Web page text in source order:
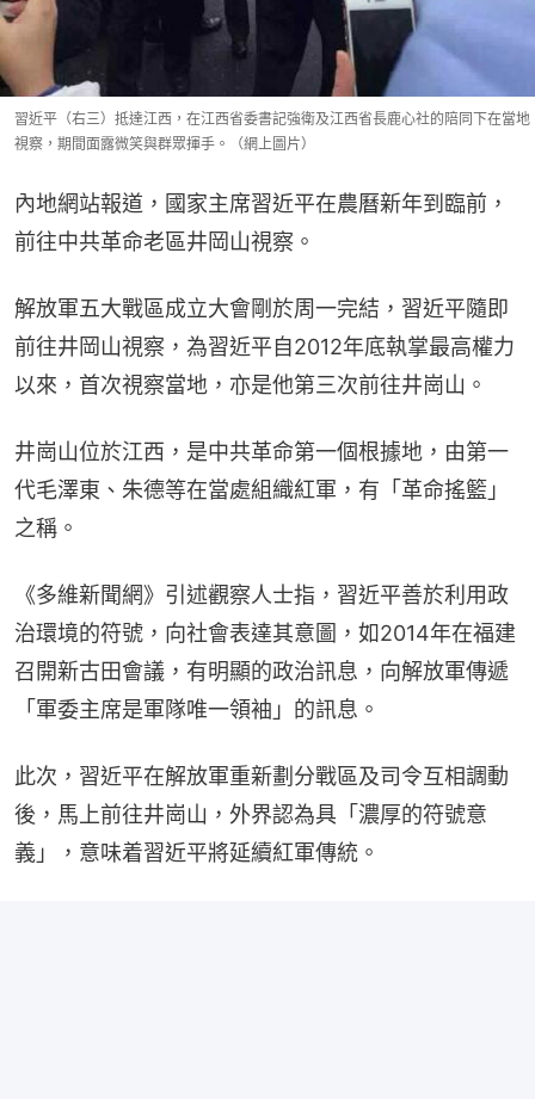
習近平（右三）抵達江西，在江西省委書記強衛及江西省長鹿心社的陪同下在當地
視察，期間面露微笑與群眾揮手。（網上圖片）
內地網站報道，國家主席習近平在農曆新年到臨前，
前往中共革命老區井岡山視察。
解放軍五大戰區成立大會剛於周一完結，習近平隨即
前往井岡山視察，為習近平自2012年底執掌最高權力
以來，首次視察當地，亦是他第三次前往井崗山。
井崗山位於江西，是中共革命第一個根據地，由第一
代毛澤東、朱德等在當處組織紅軍，有「革命搖籃」
之稱。
《多維新聞網》引述觀察人士指，習近平善於利用政
治環境的符號，向社會表達其意圖，如2014年在福建
召開新古田會議，有明顯的政治訊息，向解放軍傳遞
「軍委主席是軍隊唯一領袖」的訊息。
此次，習近平在解放軍重新劃分戰區及司令互相調動
後，馬上前往井崗山，外界認為具「濃厚的符號意
義」，意味着習近平將延續紅軍傳統。